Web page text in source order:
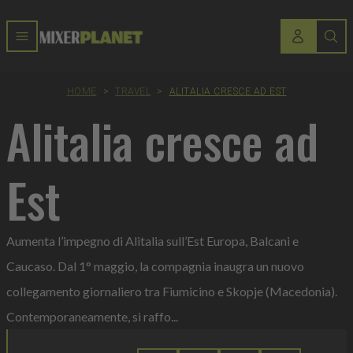
HOME > TRAVEL > ALITALIA CRESCE AD EST
Alitalia cresce ad
Est
Aumenta l’impegno di Alitalia sull’Est Europa, Balcani e
Caucaso. Dal 1° maggio, la compagnia inaugra un nuovo
collegamento giornaliero tra Fiumicino e Skopje (Macedonia).
Contemporaneamente, si raffo...